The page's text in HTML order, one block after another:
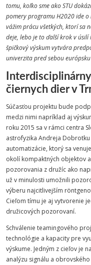
tomu, koľko sme ako STU
pomery programu H2020 ide
vážim prácu všetkých, ktorí sa
deje, lebo je to ďalší krok v
špičkový výskum vytvára
univerzita pred sebou
čiernych dier v
Súčasťou projektu bude
medzi nimi napríklad aj
roku 2015 sa v rámci centra
astrofyzika Andreja
automatizácie, ktorý sa
okolí kompaktných objektov
pozorovania z družíc ako
už v minulosti umožnili
výberu najcitlivejším
Cieľom tímu je aj vytvorenie
družicových pozorovaní.
Schválenie teamingového
technológie a kapacity pre
výskume. Jedným z cieľov je
analýzu signálu a